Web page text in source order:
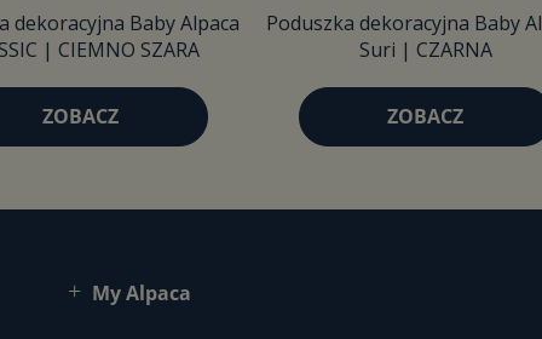
dekoracyjna Baby Alpaca
| CIEMNO SZARA
ZOBACZ
Poduszka dekoracyjna Baby
Suri | CZARNA
ZOBACZ
My Alpaca